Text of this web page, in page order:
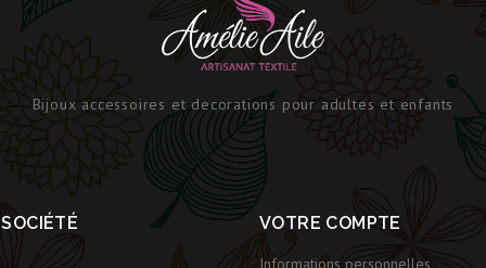
Bijoux accessoires et decorations pour adultes et enfants
VOTRE COMPTE
Informations personnelles